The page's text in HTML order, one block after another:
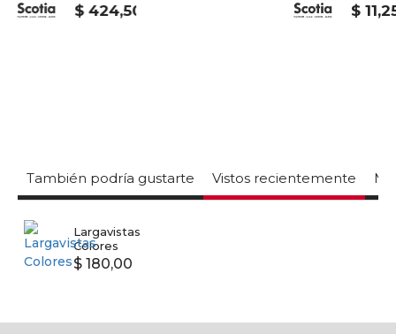
$ 424,50
$ 11,25
También podría gustarte Vistos recientemente
Largavistas
Colores
$ 180,00